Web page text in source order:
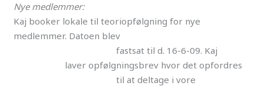
Nye medlemmer:
Kaj booker lokale til teoriopfølgning for nye
medlemmer. Datoen blev
fastsat til d. 16-6-09. Kaj
laver opfølgningsbrev hvor det opfordres
til at deltage i vore